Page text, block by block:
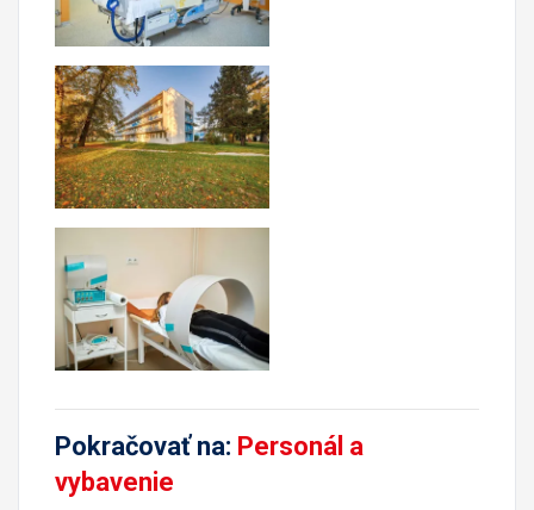
Pokračovať na: Personál a
vybavenie